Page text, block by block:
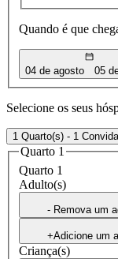
Quando é que
04 de agosto 05
Selecione os seus
1 Quarto(s) - 1
Quarto 1
Quarto 1
Adulto(s)
- Remova um
+Adicione um
Criança(s)